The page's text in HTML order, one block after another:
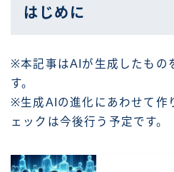
はじめに
※本記事はAIが生成したもの
す。
※生成AIの進化にあわせて作
ェックは今後行う予定です。